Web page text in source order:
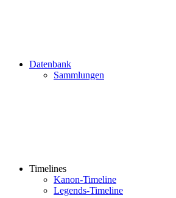
Datenbank
Sammlungen
Timelines
Kanon-Timeline
Legends-Timeline